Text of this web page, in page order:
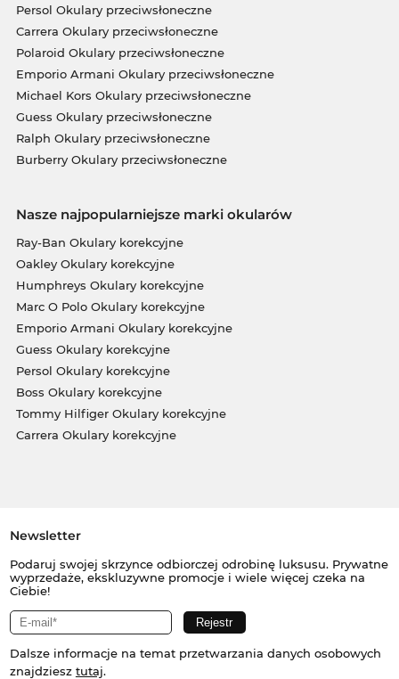
Persol Okulary przeciwsłoneczne
Carrera Okulary przeciwsłoneczne
Polaroid Okulary przeciwsłoneczne
Emporio Armani Okulary przeciwsłoneczne
Michael Kors Okulary przeciwsłoneczne
Guess Okulary przeciwsłoneczne
Ralph Okulary przeciwsłoneczne
Burberry Okulary przeciwsłoneczne
Nasze najpopularniejsze marki okularów
Ray-Ban Okulary korekcyjne
Oakley Okulary korekcyjne
Humphreys Okulary korekcyjne
Marc O Polo Okulary korekcyjne
Emporio Armani Okulary korekcyjne
Guess Okulary korekcyjne
Persol Okulary korekcyjne
Boss Okulary korekcyjne
Tommy Hilfiger Okulary korekcyjne
Carrera Okulary korekcyjne
Newsletter
Podaruj swojej skrzynce odbiorczej odrobinę luksusu. Prywatne
wyprzedaże, ekskluzywne promocje i wiele więcej czeka na
Ciebie!
Dalsze informacje na temat przetwarzania danych osobowych
znajdziesz tutaj.